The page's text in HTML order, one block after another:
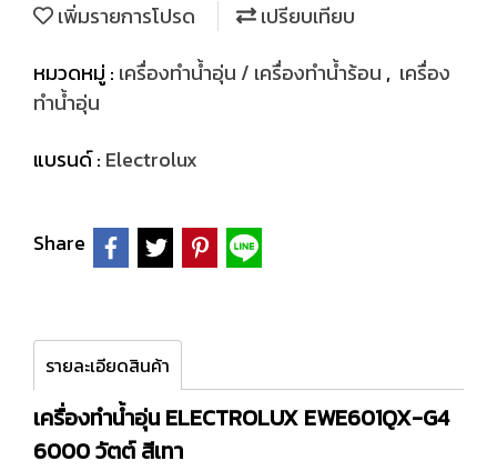
เพิ่มรายการโปรด
เปรียบเทียบ
หมวดหมู่ : เครื่องทำน้ำอุ่น / เครื่องทำน้ำร้อน , เครื่อง
ทำน้ำอุ่น
แบรนด์ : Electrolux
Share
รายละเอียดสินค้า
เครื่องทำน้ำอุ่น ELECTROLUX EWE601QX-G4
6000 วัตต์ สีเทา